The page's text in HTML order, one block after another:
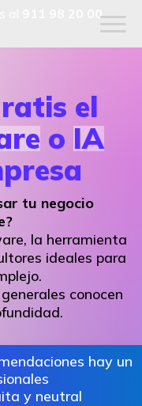
911 98 20 00
el
o IA
tu negocio
la herramienta
ideales para
conocen
hay un
y neutral